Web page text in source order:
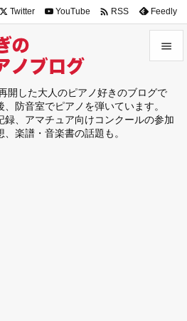
開した大人のピアノ好きのブログで
防音室でピアノを弾いています。
録、アマチュア向けコンクールの参加
楽譜・音楽書の話題も。

メニュ

サイド
Twitter YouTube  RSS Feedly